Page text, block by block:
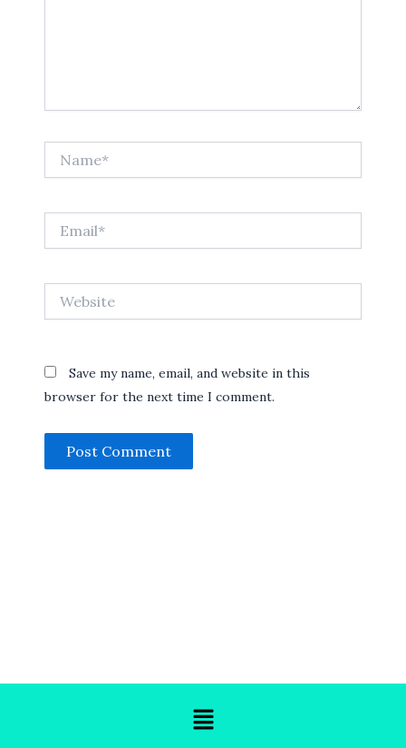
Save my name, email, and website in this
browser for the next time I comment.
Menu